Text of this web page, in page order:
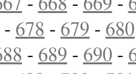
- 678 - 679 - 680
- 689 - 690 -